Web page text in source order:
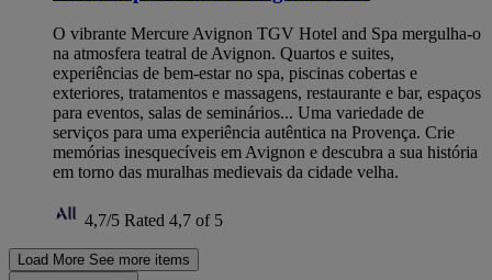
O vibrante Mercure Avignon TGV Hotel and Spa mergulha-o
na atmosfera teatral de Avignon. Quartos e suites,
experiências de bem-estar no spa, piscinas cobertas e
exteriores, tratamentos e massagens, restaurante e bar, espaços
para eventos, salas de seminários... Uma variedade de
serviços para uma experiência autêntica na Provença. Crie
memórias inesquecíveis em Avignon e descubra a sua história
em torno das muralhas medievais da cidade velha.
4,7/5 Rated 4,7 of 5
Load More See more items